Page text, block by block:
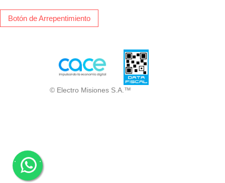
Botón de Arrepentimiento
© Electro Misiones S.A.™
. .